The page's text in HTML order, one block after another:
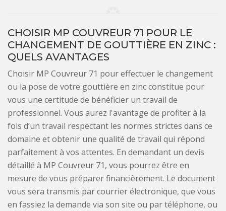
CHOISIR MP COUVREUR 71 POUR LE
CHANGEMENT DE GOUTTIÈRE EN ZINC :
QUELS AVANTAGES
Choisir MP Couvreur 71 pour effectuer le changement
ou la pose de votre gouttière en zinc constitue pour
vous une certitude de bénéficier un travail de
professionnel. Vous aurez l'avantage de profiter à la
fois d’un travail respectant les normes strictes dans ce
domaine et obtenir une qualité de travail qui répond
parfaitement à vos attentes. En demandant un devis
détaillé à MP Couvreur 71, vous pourrez être en
mesure de vous préparer financièrement. Le document
vous sera transmis par courrier électronique, que vous
en fassiez la demande via son site ou par téléphone, ou